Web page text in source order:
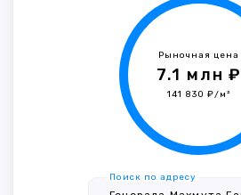
Рыночная цена
7.1 млн ₽
141 830 ₽/м²
Поиск по адресу